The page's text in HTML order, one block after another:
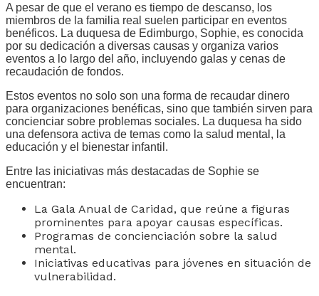
A pesar de que el verano es tiempo de descanso, los
miembros de la familia real suelen participar en eventos
benéficos. La duquesa de Edimburgo, Sophie, es conocida
por su dedicación a diversas causas y organiza varios
eventos a lo largo del año, incluyendo galas y cenas de
recaudación de fondos.
Estos eventos no solo son una forma de recaudar dinero
para organizaciones benéficas, sino que también sirven para
concienciar sobre problemas sociales. La duquesa ha sido
una defensora activa de temas como la salud mental, la
educación y el bienestar infantil.
Entre las iniciativas más destacadas de Sophie se
encuentran:
La Gala Anual de Caridad, que reúne a figuras
prominentes para apoyar causas específicas.
Programas de concienciación sobre la salud
mental.
Iniciativas educativas para jóvenes en situación de
vulnerabilidad.